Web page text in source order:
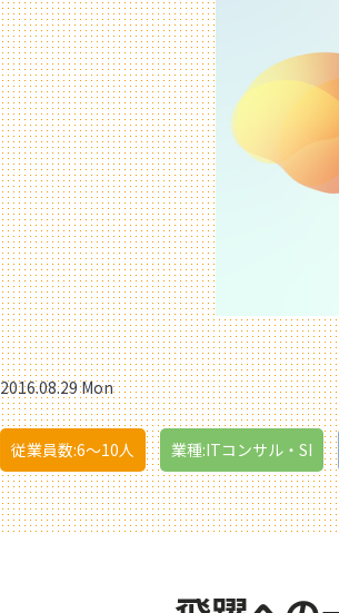
2016.08.29 Mon
従業員数:6～10人 業種:ITコンサル・SI